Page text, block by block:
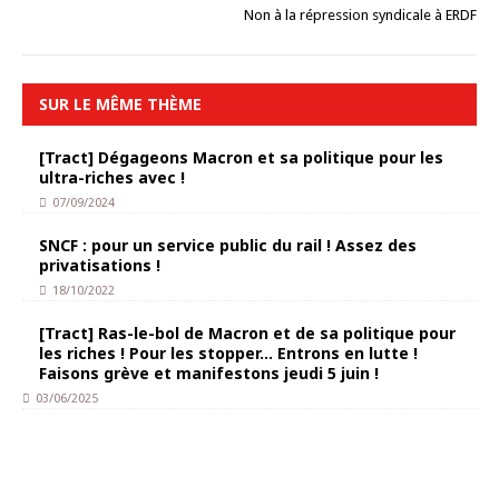
Non à la répression syndicale à ERDF
SUR LE MÊME THÈME
[Tract] Dégageons Macron et sa politique pour les
ultra-riches avec !
07/09/2024
SNCF : pour un service public du rail ! Assez des
privatisations !
18/10/2022
[Tract] Ras-le-bol de Macron et de sa politique pour
les riches ! Pour les stopper… Entrons en lutte !
Faisons grève et manifestons jeudi 5 juin !
03/06/2025